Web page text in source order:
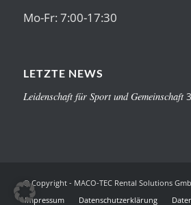
Mo-Fr: 7:00-17:30
LETZTE NEWS
Leidenschaft für Sport und Gemeinschaft
© Copyright - MACO-TEC Rental Solutions
Impressum
Datenschutzerklärung